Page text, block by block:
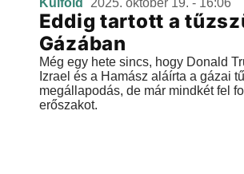
Külföld 2025. október 19. - 16:06
Eddig tartott a
Gázában
Még egy hete sincs, hogy Donald
Izrael és a Hamász aláírta a gázai
megállapodás, de már mindkét fel
erőszakot.